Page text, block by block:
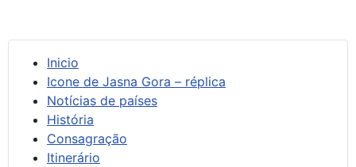
Inicio
Icone de Jasna Gora – réplica
Notícias de países
História
Consagração
Itinerário